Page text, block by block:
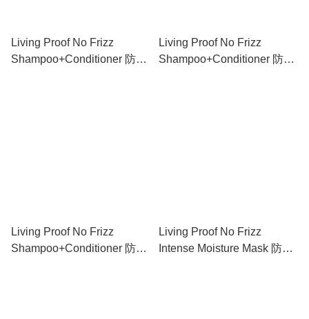
Living Proof No Frizz
Shampoo+Conditioner 防毛
Living Proof No Frizz
Shampoo+Conditioner 防毛
Living Proof No Frizz
Shampoo+Conditioner 防毛
Living Proof No Frizz
Intense Moisture Mask 防毛